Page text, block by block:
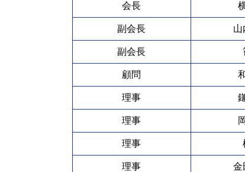
会長
副会長
副会長
顧問
理事
理事
理事
理事